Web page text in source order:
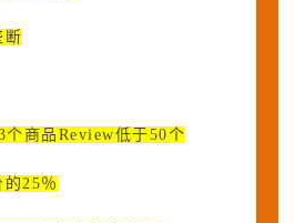
断
个商品Review低于50个
25％